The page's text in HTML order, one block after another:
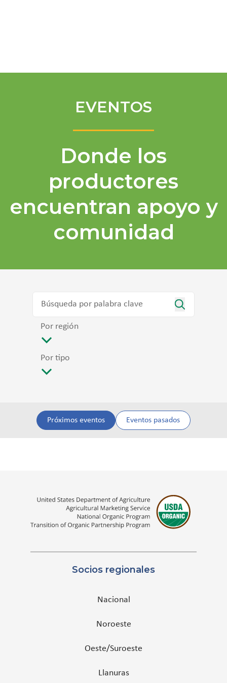
EVENTOS
Donde los
productores
encuentran apoyo y
comunidad
Por región
Por tipo
Próximos eventos Eventos pasados
Socios regionales
Nacional
Noroeste
Oeste/Suroeste
Llanuras